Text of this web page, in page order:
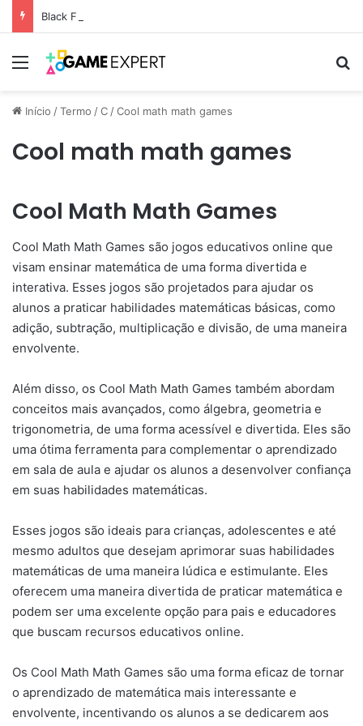
Black Friday: descontos incríveis em eletrônicos
Menu
Início /Termo /C /Cool math math games
Cool math math games
Cool Math Math Games
Cool Math Math Games são jogos educativos online que
visam ensinar matemática de uma forma divertida e
interativa. Esses jogos são projetados para ajudar os
alunos a praticar habilidades matemáticas básicas, como
adição, subtração, multiplicação e divisão, de uma maneira
envolvente.
Além disso, os Cool Math Math Games também abordam
conceitos mais avançados, como álgebra, geometria e
trigonometria, de uma forma acessível e divertida. Eles são
uma ótima ferramenta para complementar o aprendizado
em sala de aula e ajudar os alunos a desenvolver confiança
em suas habilidades matemáticas.
Esses jogos são ideais para crianças, adolescentes e até
mesmo adultos que desejam aprimorar suas habilidades
matemáticas de uma maneira lúdica e estimulante. Eles
oferecem uma maneira divertida de praticar matemática e
podem ser uma excelente opção para pais e educadores
que buscam recursos educativos online.
Os Cool Math Math Games são uma forma eficaz de tornar
o aprendizado de matemática mais interessante e
envolvente, incentivando os alunos a se dedicarem aos